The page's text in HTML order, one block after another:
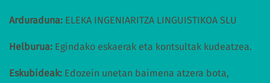
Arduraduna: ELEKA INGENIARITZA LINGUISTIKOA SLU
Helburua: Egindako eskaerak eta kontsultak kudeatzea.
Eskubideak: Edozein unetan baimena atzera bota,